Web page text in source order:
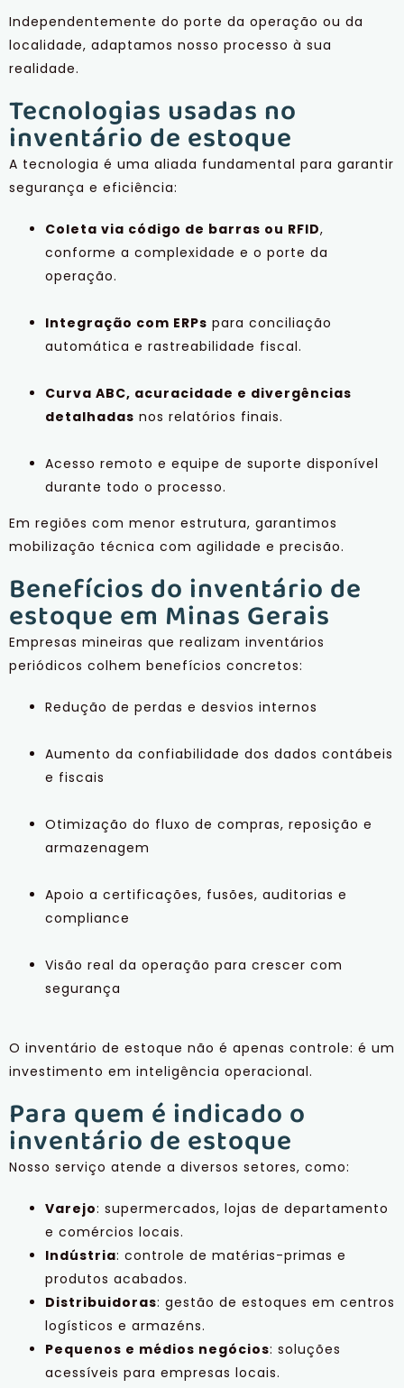
Independentemente do porte da operação ou da
localidade, adaptamos nosso processo à sua
realidade.
Tecnologias usadas no
inventário de estoque
A tecnologia é uma aliada fundamental para garantir
segurança e eficiência:
Coleta via código de barras ou RFID,
conforme a complexidade e o porte da
operação.
Integração com ERPs para conciliação
automática e rastreabilidade fiscal.
Curva ABC, acuracidade e divergências
detalhadas nos relatórios finais.
Acesso remoto e equipe de suporte disponível
durante todo o processo.
Em regiões com menor estrutura, garantimos
mobilização técnica com agilidade e precisão.
Benefícios do inventário de
estoque em Minas Gerais
Empresas mineiras que realizam inventários
periódicos colhem benefícios concretos:
Redução de perdas e desvios internos
Aumento da confiabilidade dos dados contábeis
e fiscais
Otimização do fluxo de compras, reposição e
armazenagem
Apoio a certificações, fusões, auditorias e
compliance
Visão real da operação para crescer com
segurança
O inventário de estoque não é apenas controle: é um
investimento em inteligência operacional.
Para quem é indicado o
inventário de estoque
Nosso serviço atende a diversos setores, como:
Varejo: supermercados, lojas de departamento
e comércios locais.
Indústria: controle de matérias-primas e
produtos acabados.
Distribuidoras: gestão de estoques em centros
logísticos e armazéns.
Pequenos e médios negócios: soluções
acessíveis para empresas locais.